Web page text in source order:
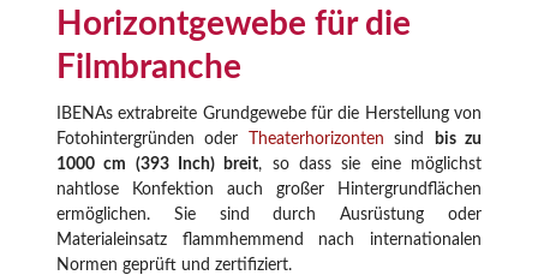
Horizontgewebe für die
Filmbranche
IBENAs extrabreite Grundgewebe für die Herstellung von
Fotohintergründen oder
Theaterhorizonten sind
bis zu
1000 cm (393 Inch) breit, so dass sie eine möglichst
nahtlose Konfektion auch großer Hintergrundflächen
ermöglichen. Sie sind durch Ausrüstung oder
Materialeinsatz flammhemmend nach internationalen
Normen geprüft und zertifiziert.